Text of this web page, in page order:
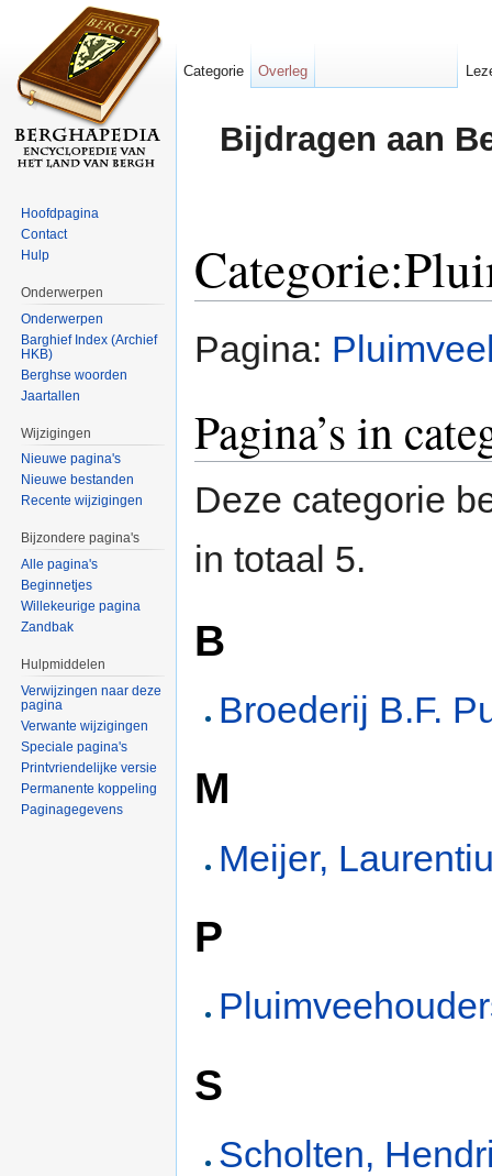
Bijdragen aan
Pagina:
Pagina’s in
Deze categorie
in totaal 5.
B
Broederij B.F.
M
Meijer,
P
S
Scholten,
Categorie Overleg
Hoofdpagina
Contact
Hulp
Onderwerpen
Onderwerpen
Barghief Index (Archief
HKB)
Berghse woorden
Jaartallen
Wijzigingen
Nieuwe pagina's
Nieuwe bestanden
Recente wijzigingen
Bijzondere pagina's
Alle pagina's
Beginnetjes
Willekeurige pagina
Zandbak
Hulpmiddelen
Verwijzingen naar deze
pagina
Verwante wijzigingen
Speciale pagina's
Printvriendelijke versie
Permanente koppeling
Paginagegevens